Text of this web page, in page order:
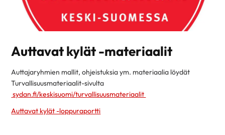
Auttavat kylät -materiaalit
Auttajaryhmien mallit, ohjeistuksia ym. materiaalia löydät
Turvallisuusmateriaalit-sivulta
sydan.fi/keskisuomi/turvallisuusmateriaalit
Auttavat kylät -loppuraportti